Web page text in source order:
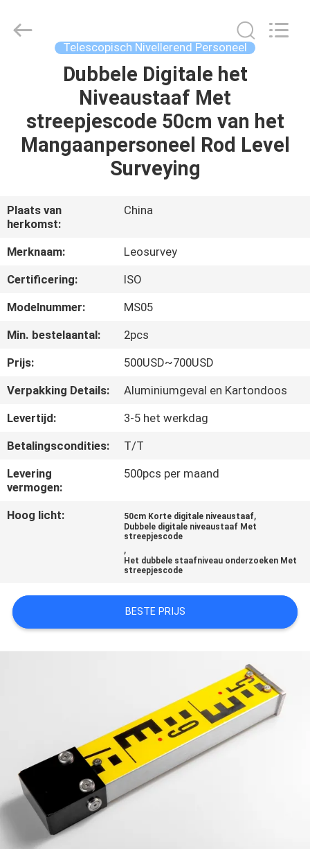
PRODUCTEN
ONGEVEER
FABRIEKSREIS
KWALITEITSCONTROLE
CONTACTEER
ONS
VERZOEK
OM
CITAAT
SITEMAP
Co.,Ltd.
Telescopisch Nivellerend Personeel
Dubbele Digitale het
Niveaustaaf Met
streepjescode 50cm van het
Mangaanpersoneel Rod Level
Surveying
Plaats van
herkomst:
China
Merknaam:
Leosurvey
Certificering:
ISO
Modelnummer:
MS05
Min. bestelaantal:
2pcs
Prijs:
500USD~700USD
Verpakking Details:
Aluminiumgeval en Kartondoos
Levertijd:
3-5 het werkdag
Betalingscondities:
T/T
Levering
vermogen:
500pcs per maand
Hoog licht: 50cm Korte digitale niveaustaaf,
Dubbele digitale niveaustaaf Met
streepjescode
,
Het dubbele staafniveau onderzoeken Met
streepjescode
BESTE PRIJS